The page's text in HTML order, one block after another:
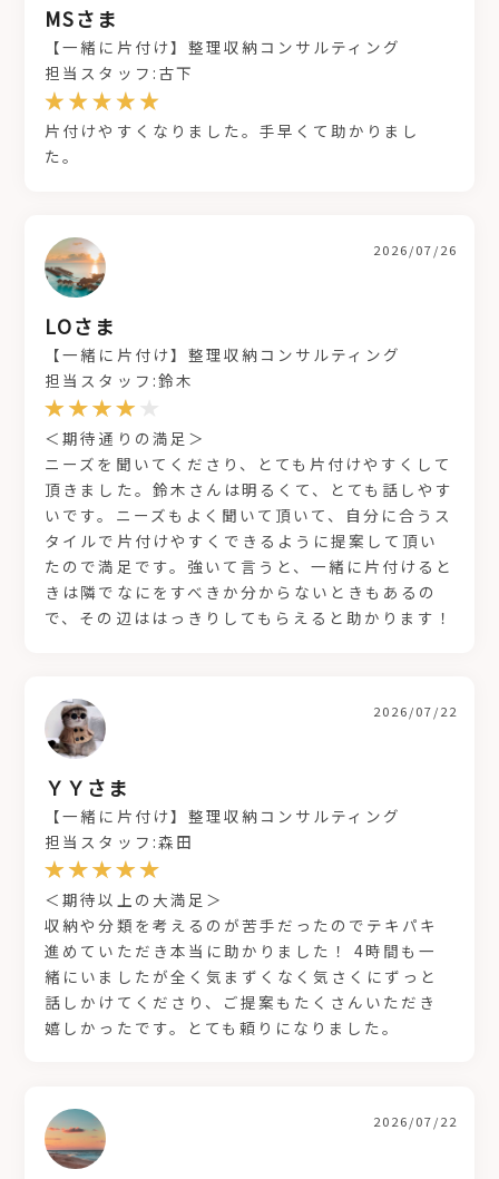
MSさま
【一緒に片付け】整理収納コンサルティング
担当スタッフ:古下
片付けやすくなりました。手早くて助かりまし
た。
LOさま
2026/07/26
【一緒に片付け】整理収納コンサルティング
担当スタッフ:鈴木
＜期待通りの満足＞
ニーズを聞いてくださり、とても片付けやすくして
頂きました。鈴木さんは明るくて、とても話しやす
いです。ニーズもよく聞いて頂いて、自分に合うス
タイルで片付けやすくできるように提案して頂い
たので満足です。強いて言うと、一緒に片付けると
きは隣でなにをすべきか分からないときもあるの
で、その辺ははっきりしてもらえると助かります！
ＹＹさま
2026/07/22
【一緒に片付け】整理収納コンサルティング
担当スタッフ:森田
＜期待以上の大満足＞
収納や分類を考えるのが苦手だったのでテキパキ
進めていただき本当に助かりました！ 4時間も一
緒にいましたが全く気まずくなく気さくにずっと
話しかけてくださり、ご提案もたくさんいただき
嬉しかったです。とても頼りになりました。
2026/07/22